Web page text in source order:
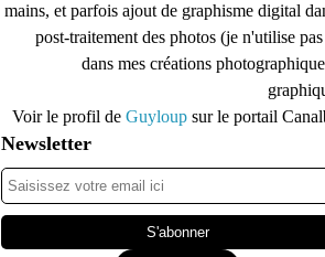
mains, et parfois ajout de graphisme digital
post-traitement des photos (je n'utilise
dans mes créations
Voir le profil de Guyloup sur le portail
Newsletter